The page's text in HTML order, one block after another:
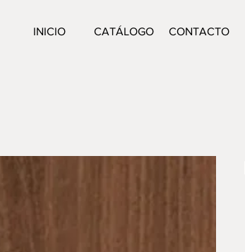
INICIO CATÁLOGO CONTACTO